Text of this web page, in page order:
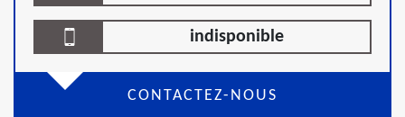
indisponible
CONTACTEZ-NOUS